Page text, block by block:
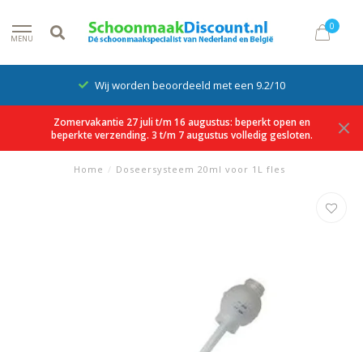
MENU
0
Wij worden beoordeeld met een 9.2/10
Zomervakantie 27 juli t/m 16 augustus: beperkt open en
beperkte verzending. 3 t/m 7 augustus volledig gesloten.
Home / Doseersysteem 20ml voor 1L fles